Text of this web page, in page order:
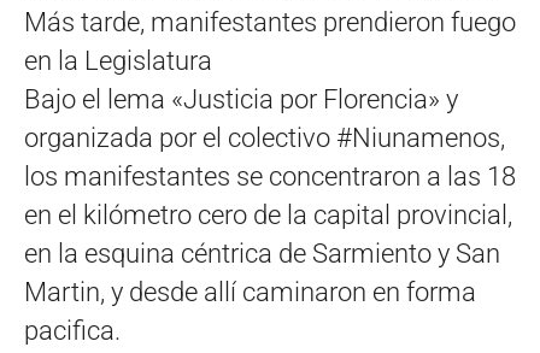
Más tarde, manifestantes prendieron fuego
en la Legislatura
Bajo el lema «Justicia por Florencia» y
organizada por el colectivo #Niunamenos,
los manifestantes se concentraron a las 18
en el kilómetro cero de la capital provincial,
en la esquina céntrica de Sarmiento y San
Martin, y desde allí caminaron en forma
pacifica.